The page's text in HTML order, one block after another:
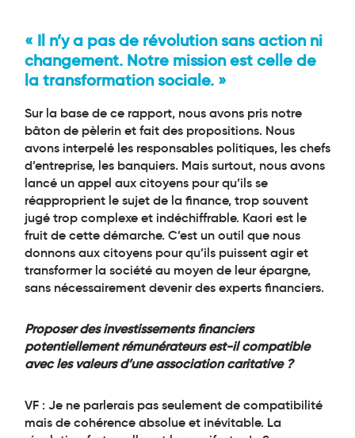
« Il n’y a pas de révolution sans action ni
changement. Notre mission est celle de
la transformation sociale. »
Sur la base de ce rapport, nous avons pris notre
bâton de pèlerin et fait des propositions. Nous
avons interpelé les responsables politiques, les chefs
d’entreprise, les banquiers. Mais surtout, nous avons
lancé un appel aux citoyens pour qu’ils se
réapproprient le sujet de la finance, trop souvent
jugé trop complexe et indéchiffrable. Kaori est le
fruit de cette démarche. C’est un outil que nous
donnons aux citoyens pour qu’ils puissent agir et
transformer la société au moyen de leur épargne,
sans nécessairement devenir des experts financiers.
Proposer des investissements financiers
potentiellement rémunérateurs est-il compatible
avec les valeurs d’une association caritative ?
VF : Je ne parlerais pas seulement de compatibilité
mais de cohérence absolue et inévitable. La